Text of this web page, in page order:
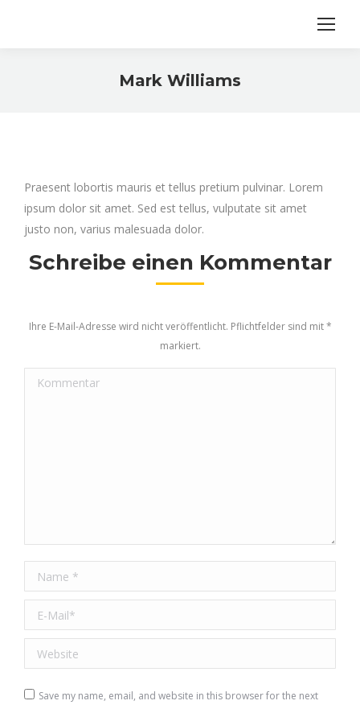
Mark Williams
Praesent lobortis mauris et tellus pretium pulvinar. Lorem
ipsum dolor sit amet. Sed est tellus, vulputate sit amet
justo non, varius malesuada dolor.
Schreibe einen Kommentar
Ihre E-Mail-Adresse wird nicht veröffentlicht. Pflichtfelder sind mit*
markiert.
Kommentar
Name *
E-Mail *
Website
Save my name, email, and website in this browser for the next